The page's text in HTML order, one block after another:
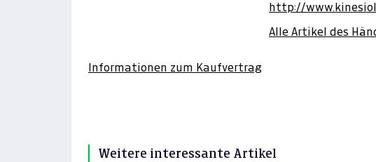
http://
Alle Artikel des
Informationen zum Kaufvertrag
Weitere interessante Artikel